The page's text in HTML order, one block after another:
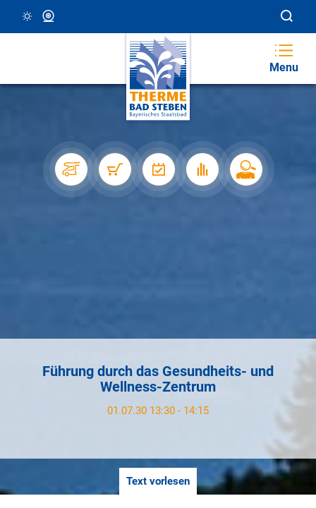
27 °C, Klar/Sonnig
Menu
Führung durch das Gesundheits- und
Wellness-Zentrum
01.07.30 13:30 - 14:15
Text vorlesen